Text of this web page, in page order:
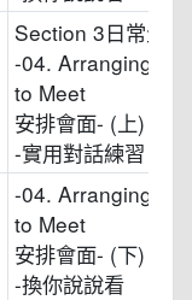
Section 3日常生活
-04. Arranging a
to Meet
安排會面- (上)
-實用對話練習
-04. Arranging a
to Meet
安排會面- (下)
-換你說說看